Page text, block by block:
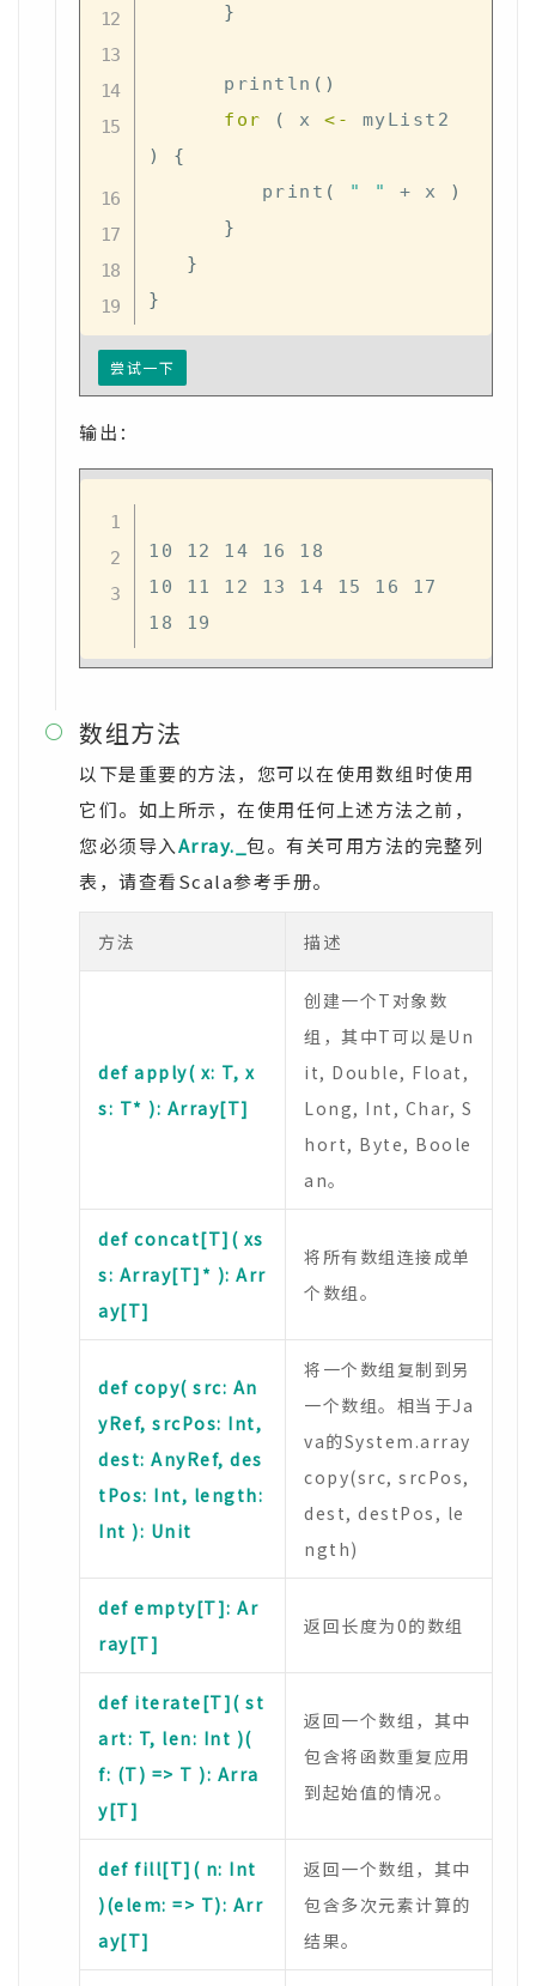
}
      println
( )
for
( x <-
)
{
         print
( " " + x
)
}
}
}
尝试一下
输出：
10 12 14 16 18
10 11 12 13 14 15 16 17
 数组方法
以下是重要的方法，您可以在使用数组时使用
它们。如上所示，在使用任何上述方法之前，
您必须导入Array._ 包。有关可用方法的完整列
表，请查看Scala参考手册。
方法 描述
def apply( x: T, x
s: T* ): Array[T]
创建一个T对象数
组，其中T可以是Un
it, Double, Float,
Long, Int, Char, S
hort, Byte, Boole
an。
def concat[T]( xs
s: Array[T]* ): Arr
ay[T]
将所有数组连接成单
个数组。
def copy( src: An
yRef, srcPos: Int,
dest: AnyRef, des
tPos: Int, length:
Int ): Unit
将一个数组复制到另
一个数组。相当于Ja
va的System.array
copy(src, srcPos,
dest, destPos, le
ngth)
def empty[T]: Ar
ray[T]
返回长度为0的数组
def iterate[T]( st
art: T, len: Int )(
f: (T) => T ): Arra
y[T]
返回一个数组，其中
包含将函数重复应用
到起始值的情况。
def fill[T]( n: Int
)(elem: => T): Arr
ay[T]
返回一个数组，其中
包含多次元素计算的
结果。